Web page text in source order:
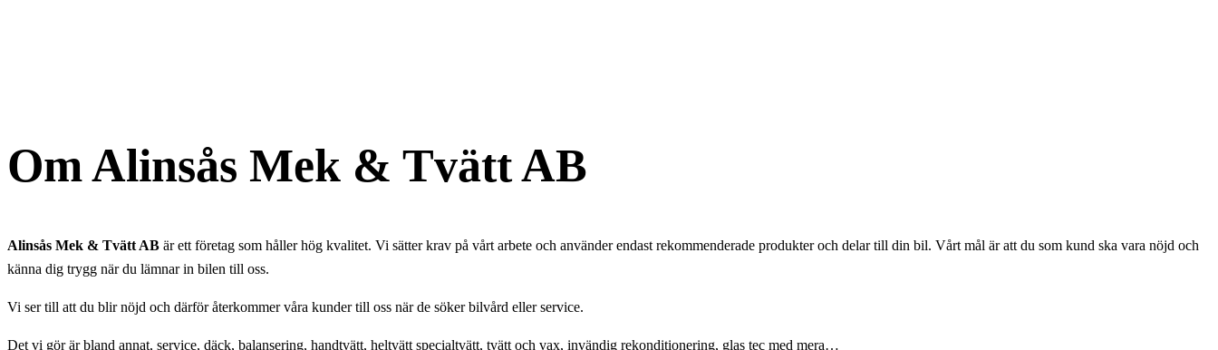
Om Alinsås Mek & Tvätt AB
Alinsås Mek & Tvätt AB är ett företag som håller hög kvalitet. Vi sätter krav på vårt arbete och använder endast rekommenderade produkter och delar till din bil. Vårt mål är att du som kund ska vara nöjd och
känna dig trygg när du lämnar in bilen till oss.
Vi ser till att du blir nöjd och därför återkommer våra kunder till oss när de söker bilvård eller service.
Det vi gör är bland annat, service, däck, balansering, handtvätt, heltvätt specialtvätt, tvätt och vax, invändig rekonditionering, glas tec med mera…